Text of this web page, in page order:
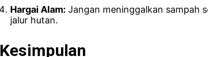
Hargai Alam: Jangan meninggalkan sampah
jalur hutan.
Kesimpulan